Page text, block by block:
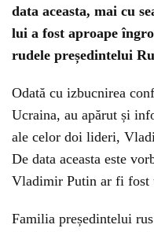
data aceasta, mai cu
lui a fost aproape
rudele președintelui
Odată cu izbucnirea
Ucraina, au apărut și
ale celor doi lideri,
De data aceasta este
Vladimir Putin ar fi fost
Familia președintelui